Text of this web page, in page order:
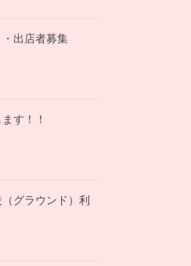
出店者募集
す！！
グラウンド）利